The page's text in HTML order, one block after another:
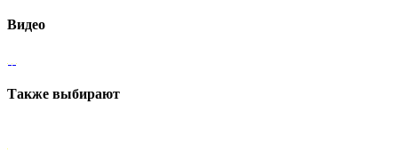
Видео
Также выбирают